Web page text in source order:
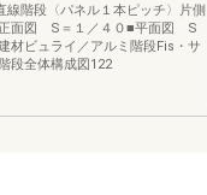
階段〈パネル１本ピッチ〉片側
面図 S＝１／４０■平面図 S
材ビュライ／アルミ階段Fis・サ
段全体構成図122